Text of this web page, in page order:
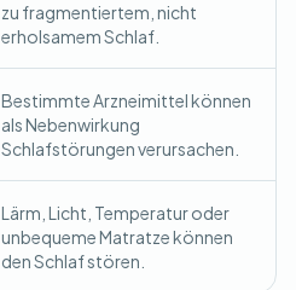
zu fragmentiertem, nicht
erholsamem Schlaf.
Bestimmte Arzneimittel können
als Nebenwirkung
Schlafstörungen verursachen.
Lärm, Licht, Temperatur oder
unbequeme Matratze können
den Schlaf stören.